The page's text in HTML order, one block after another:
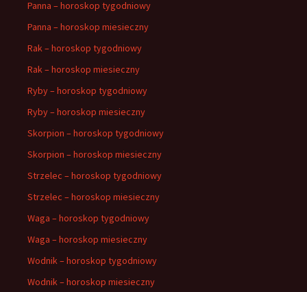
Panna – horoskop tygodniowy
Panna – horoskop miesieczny
Rak – horoskop tygodniowy
Rak – horoskop miesieczny
Ryby – horoskop tygodniowy
Ryby – horoskop miesieczny
Skorpion – horoskop tygodniowy
Skorpion – horoskop miesieczny
Strzelec – horoskop tygodniowy
Strzelec – horoskop miesieczny
Waga – horoskop tygodniowy
Waga – horoskop miesieczny
Wodnik – horoskop tygodniowy
Wodnik – horoskop miesieczny